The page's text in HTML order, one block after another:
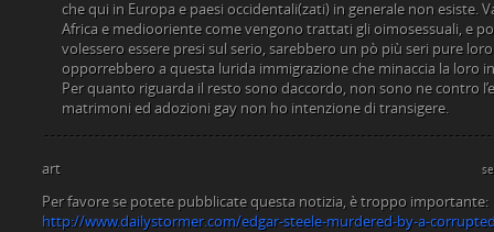
che qui in Europa e paesi occidentali(zati) in generale non esiste.
Africa e mediooriente come vengono trattati gli oimosessuali, e
volessero essere presi sul serio, sarebbero un pò più seri pure
opporrebbero a questa lurida immigrazione che minaccia la loro
Per quanto riguarda il resto sono daccordo, non sono ne contro
matrimoni ed adozioni gay non ho intenzione di transigere.
art
Per favore se potete pubblicate questa notizia, è troppo importante:
http://www.dailystormer.com/edgar-steele-murdered-by-a-